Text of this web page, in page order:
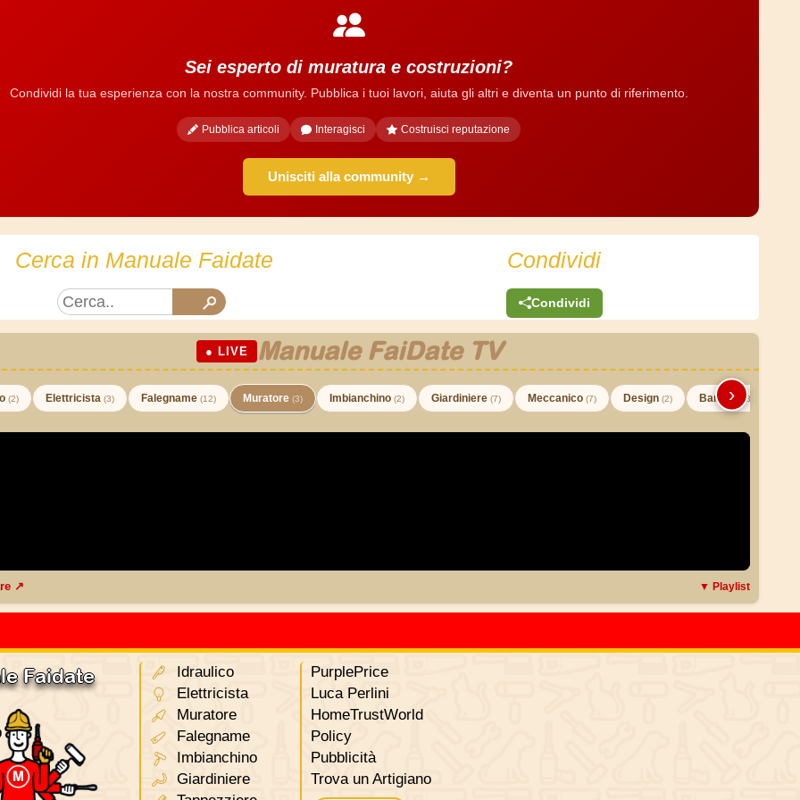
Sei esperto di muratura e costruzioni?
Condividi la tua esperienza con la nostra community. Pubblica i tuoi lavori, aiuta gli altri e diventa un punto di riferimento.
Pubblica articoli Interagisci Costruisci reputazione
Unisciti alla community →
Cerca in Manuale Faidate Condividi
Condividi
● LIVE Manuale FaiDate TV
(2) Elettricista (3) Falegname (12) Muratore (3) Imbianchino (2) Giardiniere (7) Meccanico (7) Design (2) Barman (3)
›
↗ ▼ Playlist
Faidate
Idraulico
Elettricista
Muratore
Falegname
Imbianchino
Giardiniere
PurplePrice
Luca Perlini
HomeTrustWorld
Policy
Pubblicità
Trova un Artigiano